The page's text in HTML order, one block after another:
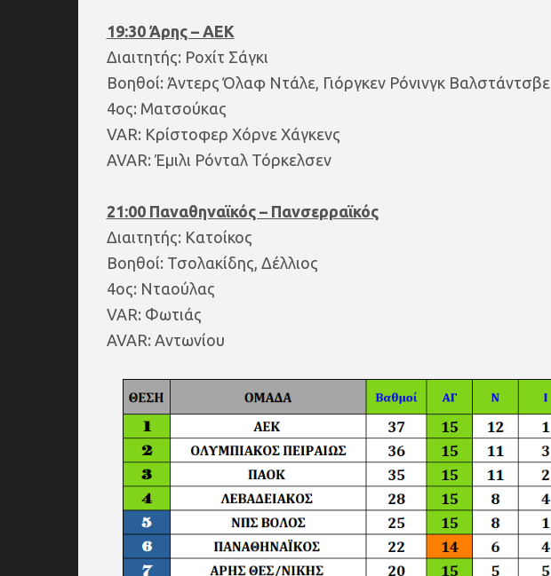
19:30 Άρης – ΑΕΚ
Διαιτητής: Ροχίτ Σάγκι
Βοηθοί: Άντερς Όλαφ Ντάλε, Γιόργκεν Ρόνινγκ Βαλστάντσβε
4ος: Ματσούκας
VAR: Κρίστοφερ Χόρνε Χάγκενς
AVAR: Έμιλι Ρόνταλ Τόρκελσεν
21:00 Παναθηναϊκός – Πανσερραϊκός
Διαιτητής: Κατοίκος
Βοηθοί: Τσολακίδης, Δέλλιος
4ος: Νταούλας
VAR: Φωτιάς
AVAR: Αντωνίου